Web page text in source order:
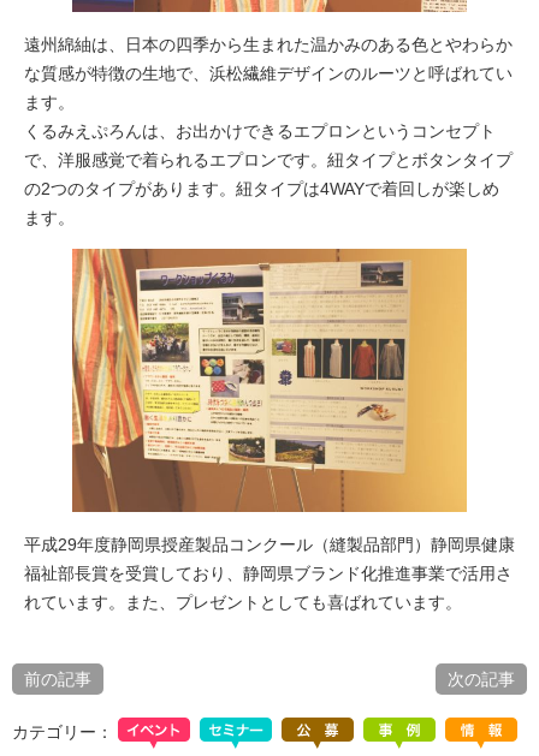
遠州綿紬は、日本の四季から生まれた温かみのある色とやわらか
な質感が特徴の生地で、浜松繊維デザインのルーツと呼ばれてい
ます。
くるみえぷろんは、お出かけできるエプロンというコンセプト
で、洋服感覚で着られるエプロンです。紐タイプとボタンタイプ
の2つのタイプがあります。紐タイプは4WAYで着回しが楽しめ
ます。
平成29年度静岡県授産製品コンクール（縫製品部門）静岡県健康
福祉部長賞を受賞しており、静岡県ブランド化推進事業で活用さ
れています。また、プレゼントとしても喜ばれています。
前の記事 次の記事
カテゴリー：